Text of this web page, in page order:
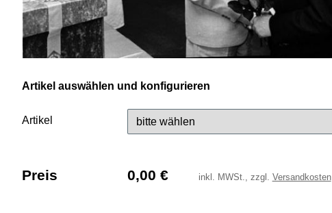
Artikel auswählen und konfigurieren
Artikel
Preis 0,00 € inkl. MWSt., zzgl. Versandkosten